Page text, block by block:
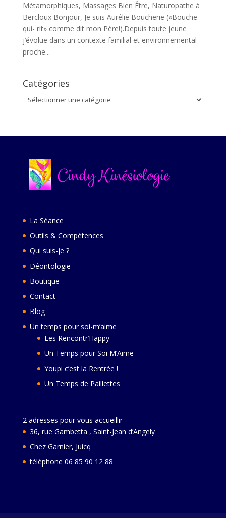
Métamorphiques, Massages Bien Être, Naturopathe à
Bercloux Bonjour, Je suis Aurélie Boucherie («Bouche -
qui- rit» comme dit mon Père!).Depuis toute jeune
j’évolue dans un contexte familial et environnemental
proche...
Catégories
Catégories
La Séance
Outils & Compétences
Qui suis-je ?
Déontologie
Boutique
Contact
Blog
Un temps pour soi-m’aime
Les Rencontr’Happy
Un Temps pour Soi M’Aime
Youpi c’est la Rentrée !
Un Temps de Paillettes
2 adresses pour vous accueillir
36, rue Gambetta , Saint-Jean d’Angely
Chez Garnier, Juicq
téléphone 06 85 90 12 88